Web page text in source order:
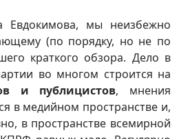
Евдокимова, мы неизбежно
(по порядку, но не по
краткого обзора. Дело в
во многом строится на
и публицистов, мнения
в медийном пространстве и,
в пространстве всемирной